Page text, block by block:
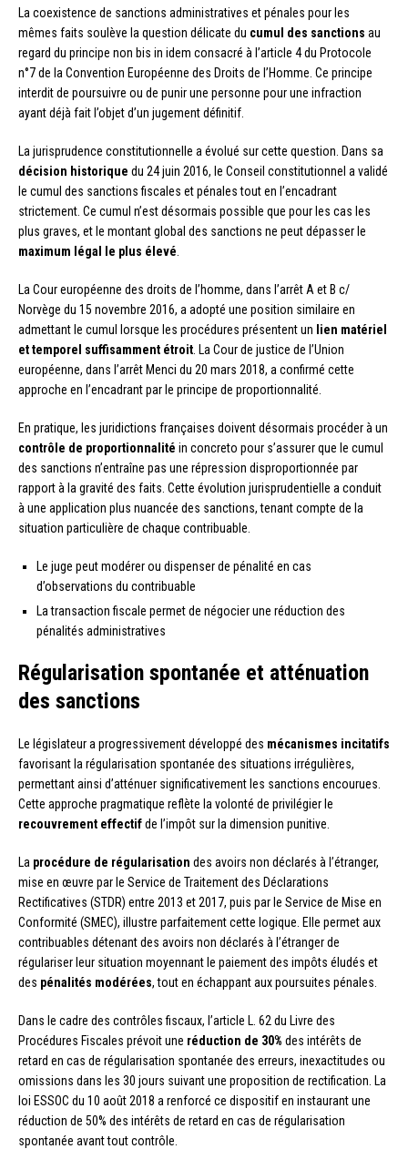
La coexistence de sanctions administratives et pénales pour les
mêmes faits soulève la question délicate du cumul des sanctions au
regard du principe non bis in idem consacré à l’article 4 du Protocole
n°7 de la Convention Européenne des Droits de l’Homme. Ce principe
interdit de poursuivre ou de punir une personne pour une infraction
ayant déjà fait l’objet d’un jugement définitif.
La jurisprudence constitutionnelle a évolué sur cette question. Dans sa
décision historique du 24 juin 2016, le Conseil constitutionnel a validé
le cumul des sanctions fiscales et pénales tout en l’encadrant
strictement. Ce cumul n’est désormais possible que pour les cas les
plus graves, et le montant global des sanctions ne peut dépasser le
maximum légal le plus élevé
La Cour européenne des droits de l’homme, dans l’arrêt A et B c/
Norvège du 15 novembre 2016, a adopté une position similaire en
admettant le cumul lorsque les procédures présentent un lien matériel
et temporel suffisamment étroit . La Cour de justice de l’Union
européenne, dans l’arrêt Menci du 20 mars 2018, a confirmé cette
approche en l’encadrant par le principe de proportionnalité.
En pratique, les juridictions françaises doivent désormais procéder à un
contrôle de proportionnalité in concreto pour s’assurer que le cumul
des sanctions n’entraîne pas une répression disproportionnée par
rapport à la gravité des faits. Cette évolution jurisprudentielle a conduit
à une application plus nuancée des sanctions, tenant compte de la
situation particulière de chaque contribuable.
Le juge peut modérer ou dispenser de pénalité en cas
d’observations du contribuable
La transaction fiscale permet de négocier une réduction des
pénalités administratives
Régularisation spontanée et atténuation
des sanctions
Le législateur a progressivement développé des mécanismes incitatifs
favorisant la régularisation spontanée des situations irrégulières,
permettant ainsi d’atténuer significativement les sanctions encourues.
Cette approche pragmatique reflète la volonté de privilégier le
recouvrement effectifde l’impôt sur la dimension punitive.
La procédure de régularisation des avoirs non déclarés à l’étranger,
mise en œuvre par le Service de Traitement des Déclarations
Rectificatives (STDR) entre 2013 et 2017, puis par le Service de Mise en
Conformité (SMEC), illustre parfaitement cette logique. Elle permet aux
contribuables détenant des avoirs non déclarés à l’étranger de
régulariser leur situation moyennant le paiement des impôts éludés et
des pénalités modérées, tout en échappant aux poursuites pénales.
Dans le cadre des contrôles fiscaux, l’article L. 62 du Livre des
Procédures Fiscales prévoit une réduction de 30% des intérêts de
retard en cas de régularisation spontanée des erreurs, inexactitudes ou
omissions dans les 30 jours suivant une proposition de rectification. La
loi ESSOC du 10 août 2018 a renforcé ce dispositif en instaurant une
réduction de 50% des intérêts de retard en cas de régularisation
spontanée avant tout contrôle.